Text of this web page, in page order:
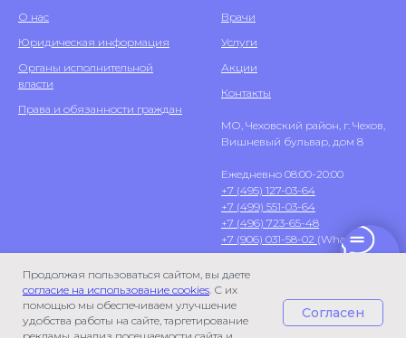
Продолжая пользоваться сайтом, вы даете
согласие на использование cookies. С их
помощью мы обеспечиваем улучшение
удобства работы на сайте, таргетирование
Согласен
О нас
Юридическая информация
Органы исполнительной
власти
Права и обязанности граждан
Врачи
Услуги
Акции
Контакты
МО, Чеховский район, г. Чехов,
Вишневый бульвар, дом 8
Ежедневно 08:00-20:00
+7 (495) 127-03-64
+7 (499) 551-03-64
+7 (496) 723-65-48
+7 (906) 031-58-02 (WhatsApp)